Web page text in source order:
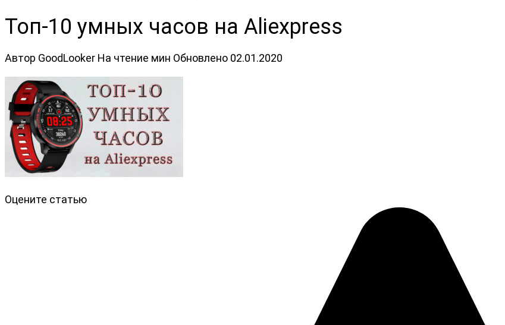
Топ-10 умных часов на Aliexpress
Автор GoodLooker На чтение мин Обновлено 02.01.2020
Оцените статью